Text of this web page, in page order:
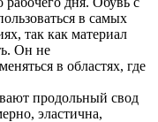
в самых
так как материал
Он не
в областях, где
продольный свод
эластична,